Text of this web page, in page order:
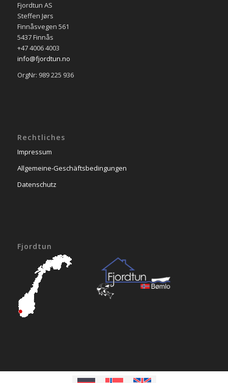
Fjordtun AS
Steffen Jørs
Finnåsvegen 561
5437 Finnås
+47 4006 4003
info@fjordtun.no
OrgNr: 989 225 936
Rechtliches
Impressum
Allgemeine-Geschäftsbedingungen
Datenschutz
Fjordtun